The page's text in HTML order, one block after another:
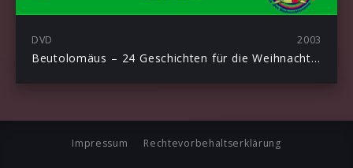
DVD 2003
Beutolomäus – 24 Geschichten für die Weihnachtszeit
Impressum Rechtevorbehaltserklärung